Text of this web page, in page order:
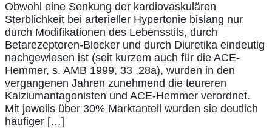
Obwohl eine Senkung der kardiovaskulären
Sterblichkeit bei arterieller Hypertonie bislang nur
durch Modifikationen des Lebensstils, durch
Betarezeptoren-Blocker und durch Diuretika eindeutig
nachgewiesen ist (seit kurzem auch für die ACE-
Hemmer, s. AMB 1999, 33 ,28a), wurden in den
vergangenen Jahren zunehmend die teureren
Kalziumantagonisten und ACE-Hemmer verordnet.
Mit jeweils über 30% Marktanteil wurden sie deutlich
häufiger […]